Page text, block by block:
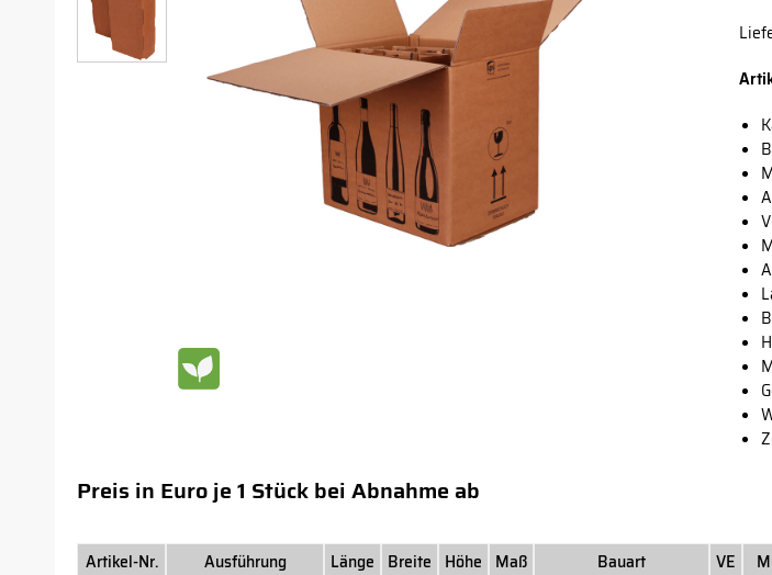
Preis in Euro je 1 Stück bei Abnahme ab
Artikel-Nr.
Ausführung Länge Breite Höhe Maß Bauart VE